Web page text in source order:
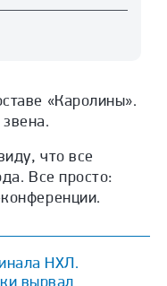
«Каролины».
что все
Все просто:
НХЛ.
вырвал